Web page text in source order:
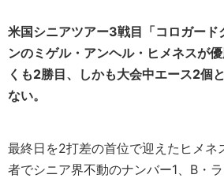
米国シニアツアー3戦目「コロガード
ンのミゲル・アンヘル・ヒメネスが
くも2勝目、しかも大会中エース2個
ない。
最終日を2打差の首位で迎えたヒメネ
者でシニア界不動のナンバー1、B・